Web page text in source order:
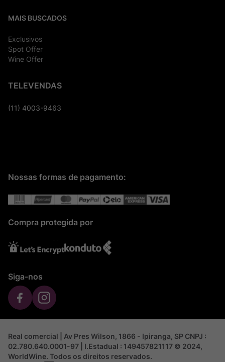
MAIS BUSCADOS
Exclusivos
Spot Offer
Wine Offer
TELEVENDAS
(11) 4003-9463
Nossas formas de pagamento:
Compra protegida por
Siga-nos
Real comercial | Av Pres Wilson, 1866 - Ipiranga, SP CNPJ :
02.780.640.0001-97 | I.Estadual : 149457821117 © 2024,
WorldWine. Todos os direitos reservados.